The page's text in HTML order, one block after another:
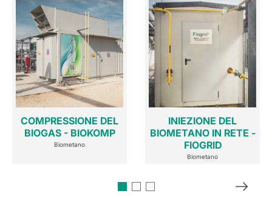
COMPRESSIONE DEL
BIOGAS - BIOKOMP
Biometano
INIEZIONE DEL
BIOMETANO IN RETE -
FIOGRID
Biometano